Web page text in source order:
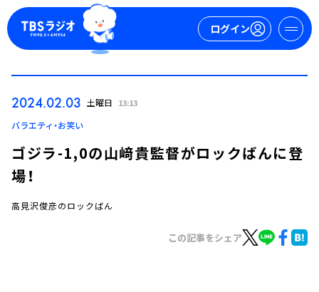
ログイン
ログイン
2024.02.03 土曜日 13:13
バラエティ・お笑い
ゴジラ-1,0の山﨑貴監督がロックばんに登
場！
高見沢俊彦のロックばん
この記事をシェア